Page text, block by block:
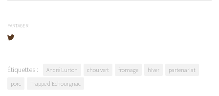
PARTAGER
Étiquettes : André Lurton chou vert fromage hiver
partenariat
porc
Trappe d'Echourgnac